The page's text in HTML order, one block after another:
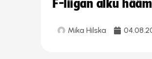
F-liigan alku
Mika Hilska